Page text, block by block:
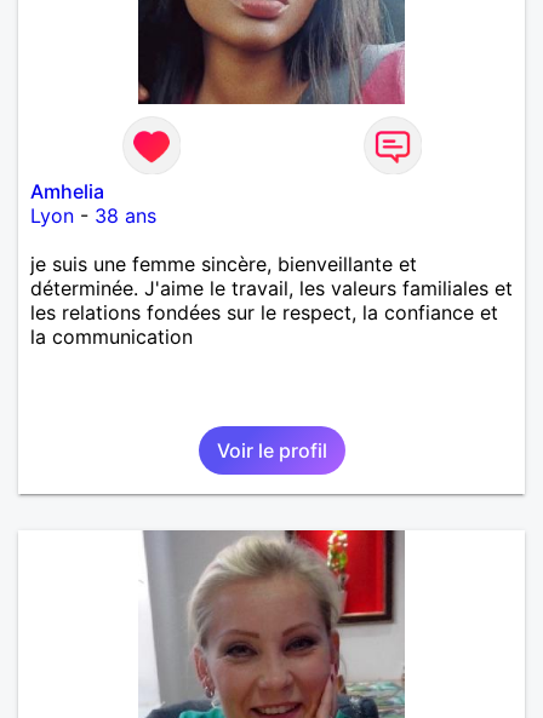
Amhelia
Lyon - 38 ans
je suis une femme sincère, bienveillante et
déterminée. J'aime le travail, les valeurs familiales et
les relations fondées sur le respect, la confiance et
la communication
Voir le profil